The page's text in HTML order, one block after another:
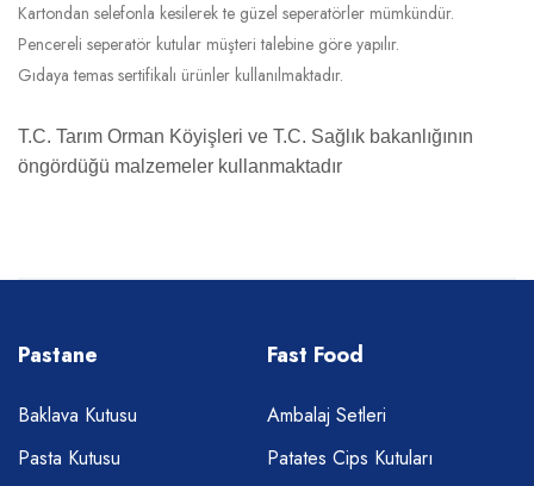
Kartondan selefonla kesilerek te güzel seperatörler mümkündür.
Pencereli seperatör kutular müşteri talebine göre yapılır.
Gıdaya temas sertifikalı ürünler kullanılmaktadır.
T.C. Tarım Orman Köyişleri ve T.C. Sağlık bakanlığının
öngördüğü malzemeler kullanmaktadır
Pastane
Baklava Kutusu
Pasta Kutusu
Fast Food
Ambalaj Setleri
Patates Cips Kutuları